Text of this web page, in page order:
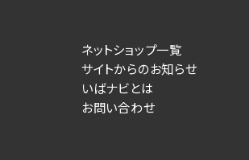
ネットショップ一覧
サイトからのお知らせ
いばナビとは
お問い合わせ